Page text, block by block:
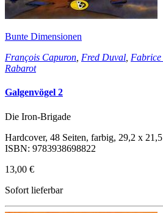
Bunte Dimensionen
François Capuron Fred Duval Fabrice
Rabarot
Galgenvögel 2
Die Iron-Brigade
Hardcover, 48 Seiten, farbig, 29,2 x
ISBN: 9783938698822
13,00 €
Sofort lieferbar